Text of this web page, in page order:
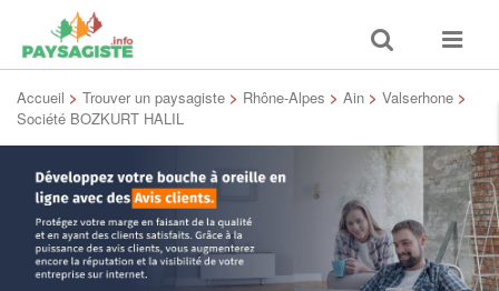
Toggle
search
Toggle
Accueil > Trouver un paysagiste > Rhône-Alpes > Ain > Valserhone >
Société BOZKURT HALIL